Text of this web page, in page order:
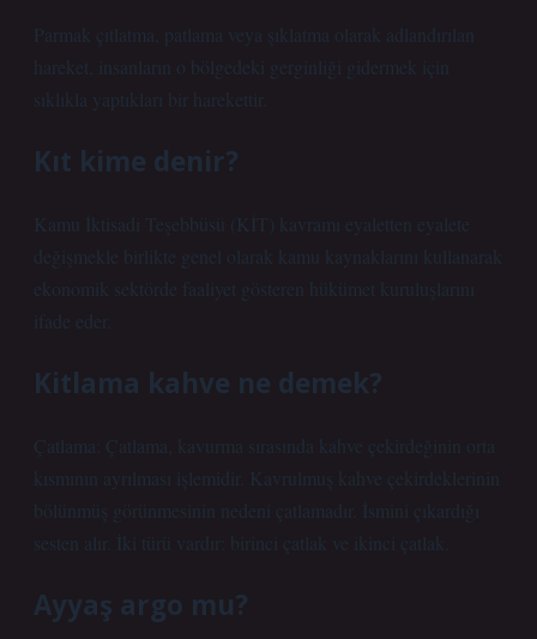
Parmak çıtlatma, patlama veya şıklatma olarak adlandırılan
hareket, insanların o bölgedeki gerginliği gidermek için
sıklıkla yaptıkları bir harekettir.
Kıt kime denir?
Kamu İktisadi Teşebbüsü (KİT) kavramı eyaletten eyalete
değişmekle birlikte genel olarak kamu kaynaklarını kullanarak
ekonomik sektörde faaliyet gösteren hükümet kuruluşlarını
ifade eder.
Kitlama kahve ne demek?
Çatlama: Çatlama, kavurma sırasında kahve çekirdeğinin orta
kısmının ayrılması işlemidir. Kavrulmuş kahve çekirdeklerinin
bölünmüş görünmesinin nedeni çatlamadır. İsmini çıkardığı
sesten alır. İki türü vardır: birinci çatlak ve ikinci çatlak.
Ayyaş argo mu?